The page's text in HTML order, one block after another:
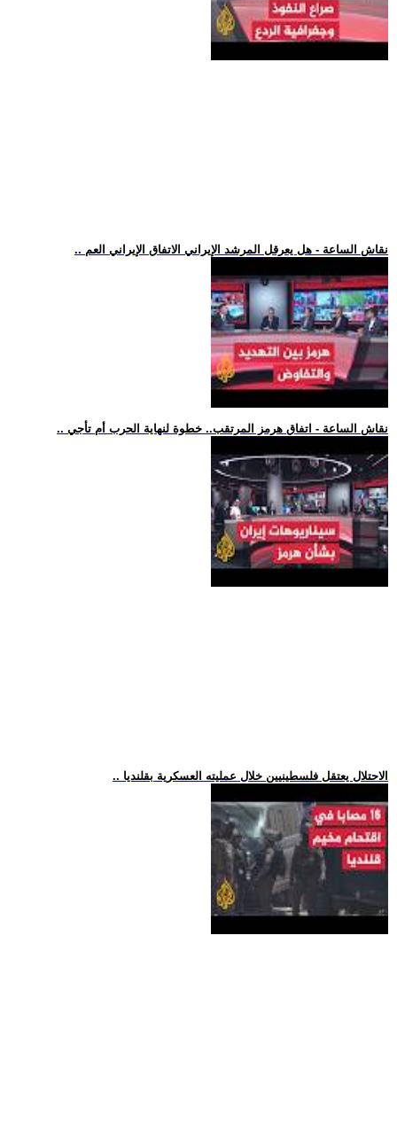
.. نقاش الساعة - هل يعرقل المرشد الإيراني الاتفاق الإيراني العم
.. نقاش الساعة - اتفاق هرمز المرتقب.. خطوة لنهاية الحرب أم تأجي
.. الاحتلال يعتقل فلسطينيين خلال عمليته العسكرية بقلنديا